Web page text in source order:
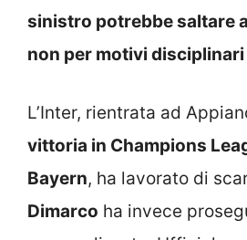
sinistro potrebbe saltare
non per motivi disciplinari
L’Inter, rientrata ad
vittoria in Champions
Bayern, ha lavorato di
Dimarco ha invece